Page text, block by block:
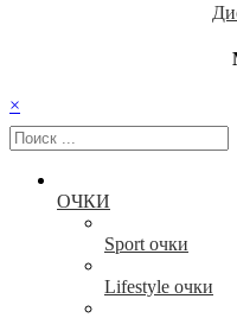
×
ОЧКИ
Sport очки
Lifestyle очки